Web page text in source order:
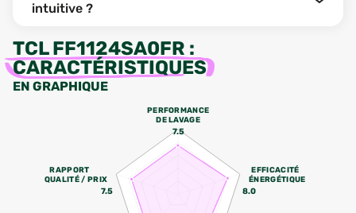
intuitive ?
TCL FF1124SA0FR :
CARACTÉRISTIQUES
EN GRAPHIQUE
PERFORMANCE
DE LAVAGE
7.5
EFFICACITÉ
ÉNERGÉTIQUE
8.0
RAPPORT
QUALITÉ / PRIX
7.5